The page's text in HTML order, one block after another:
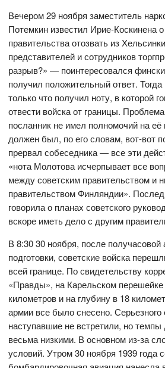
Вечером 29 ноября заместитель
Потемкин известил Ирие-Коскинена
правительства отозвать из
представителей и сотрудников
разрыв?» — поинтересовался
получил положительный ответ.
только что получил ноту, в которой
отвести войска от границы.
посланник не имел полномочий на её
должен был, по его словам, вот-вот
прервал собеседника — все эти
«нота Молотова исчерпывает все
между советским правительством и
правительством Финляндии».
говорила о планах советского
вскоре иметь дело с другим
В 8:30 30 ноября, после получасовой
подготовки, советские войска
всей границе. По свидетельству
«Правды», на Карельском
километров и на глубину в 18
армии все было снесено. Серьезного
наступавшие не встретили, но
весьма низкими. В основном из-за
условий. Утром 30 ноября 1939 года